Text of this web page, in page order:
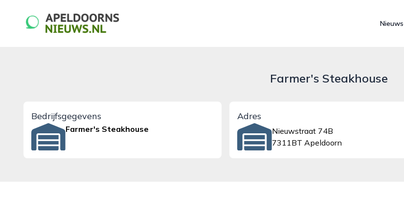
apeldoornsnieuws.nl
Nieuws
Farmer's Steakhouse
Bedrijfsgegevens
Farmer's Steakhouse
Adres
Nieuwstraat 74B
7311BT Apeldoorn